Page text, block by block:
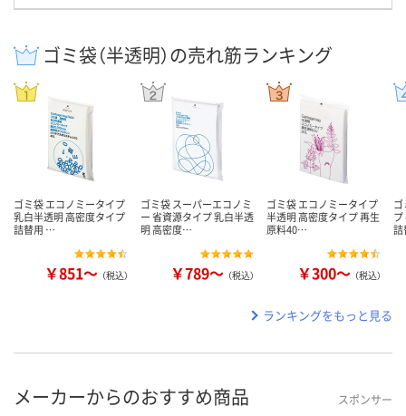
ゴミ袋（半透明）の売れ筋ランキング
ゴミ袋 エコノミータイプ
乳白半透明 高密度タイプ
詰替用 …
￥851～ （税込）
ゴミ袋 スーパーエコノミ
ー 省資源タイプ 乳白半透
明 高密度…
￥789～ （税込）
ゴミ袋 エコノミータイプ
半透明 高密度タイプ 再生
原料40…
￥300～ （税込）
ランキングをもっと見る
メーカーからのおすすめ商品 スポンサー